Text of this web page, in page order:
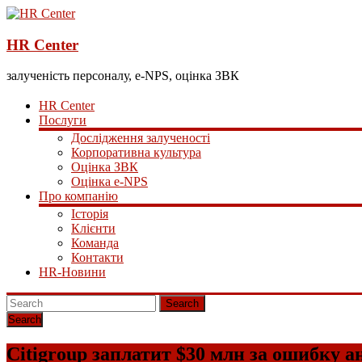
HR Center
залученість персоналу, e-NPS, оцінка ЗВК
HR Center
Послуги
Дослідження залученості
Корпоративна культура
Оцінка ЗВК
Оцінка e-NPS
Про компанію
Історія
Клієнти
Команда
Контакти
HR-Новини
Search
Citigroup заплатит $30 млн за ошибку